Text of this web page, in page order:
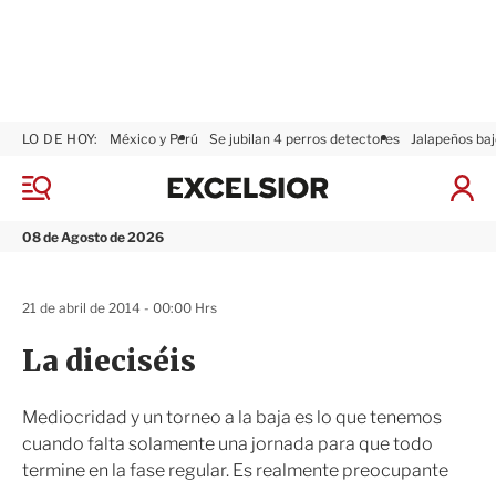
M
n
08 de Agosto de 2026
LO DE HOY: México y Perú Se jubilan 4 perros detectores Jalapeños
I
x
La dieciséis
Mediocridad y un torneo a la baja es lo que tenemos
cuando falta solamente una jornada para que todo
termine en la fase regular. Es realmente preocupante
21 de abril de 2014 - 00:00 Hrs